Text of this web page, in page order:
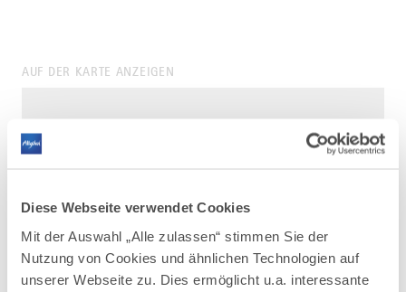
Diese Webseite verwendet Cookies
Mit der Auswahl „Alle zulassen“ stimmen Sie der
Nutzung von Cookies und ähnlichen Technologien auf
unserer Webseite zu. Dies ermöglicht u.a. interessante
AUF DER KARTE ANZEIGEN